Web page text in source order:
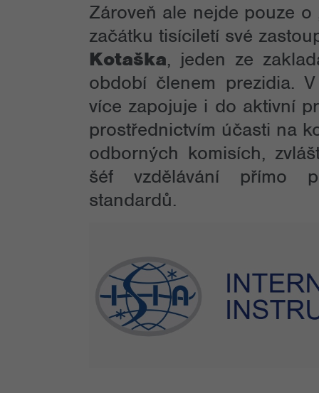
Zároveň ale nejde pouze o
začátku tisíciletí své
Kotaška, jeden ze
období členem prezidia.
více zapojuje i do aktivní
prostřednictvím účasti na
odborných komisích,
šéf vzdělávání přímo
standardů.